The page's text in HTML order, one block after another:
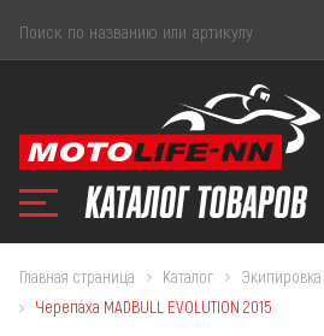
Главная страница Каталог Экипировка
Черепаха MADBULL EVOLUTION 2015